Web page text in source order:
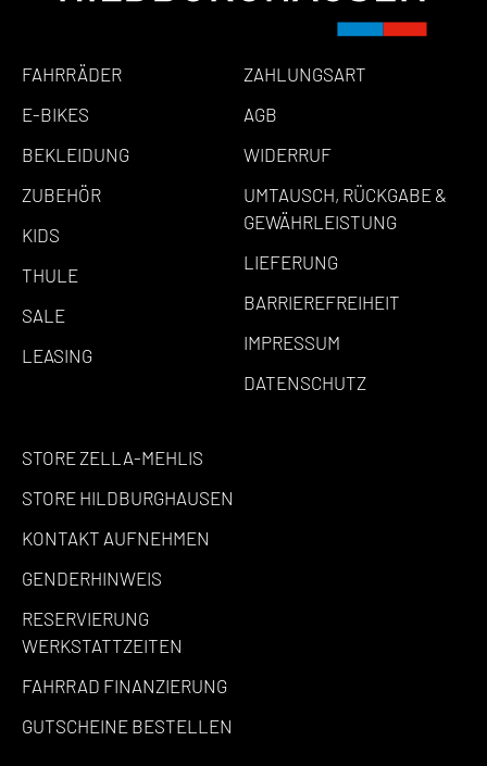
FAHRRÄDER
E-BIKES
BEKLEIDUNG
ZUBEHÖR
KIDS
THULE
SALE
LEASING
ZAHLUNGSART
AGB
WIDERRUF
UMTAUSCH, RÜCKGABE &
GEWÄHRLEISTUNG
LIEFERUNG
BARRIEREFREIHEIT
IMPRESSUM
DATENSCHUTZ
STORE ZELLA-MEHLIS
STORE HILDBURGHAUSEN
KONTAKT AUFNEHMEN
GENDERHINWEIS
RESERVIERUNG
WERKSTATTZEITEN
FAHRRAD FINANZIERUNG
GUTSCHEINE BESTELLEN